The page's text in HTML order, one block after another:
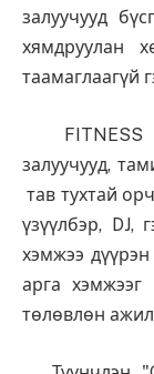
залуучууд
хямдруулан
таамаглаагүй
FITNESS
залуучууд,
тав тухтай
үзүүлбэр, DJ,
хэмжээ
арга хэмжээг
төлөвлөн